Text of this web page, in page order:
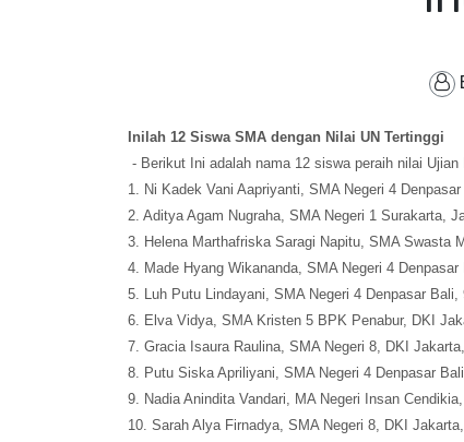
Inilah 12 Siswa SMA dengan Nilai UN Tertinggi
- Berikut Ini adalah nama 12 siswa peraih nilai
1. Ni Kadek Vani Aapriyanti, SMA Negeri 4
2. Aditya Agam Nugraha, SMA Negeri 1 Surakarta,
3. Helena Marthafriska Saragi Napitu, SMA Swasta
4. Made Hyang Wikananda, SMA Negeri 4 Denpasar
5. Luh Putu Lindayani, SMA Negeri 4 Denpasar Bali,
6. Elva Vidya, SMA Kristen 5 BPK Penabur, DKI
7. Gracia Isaura Raulina, SMA Negeri 8, DKI
8. Putu Siska Apriliyani, SMA Negeri 4 Denpasar
9. Nadia Anindita Vandari, MA Negeri Insan
10. Sarah Alya Firnadya, SMA Negeri 8, DKI